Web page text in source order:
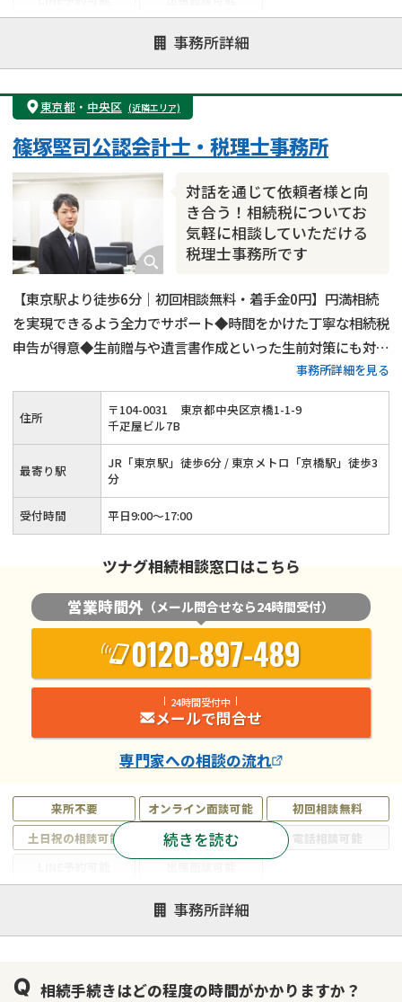
遺言書作成・遺言執行
相続放棄
相続登記
遺産分割
遺留分侵害額請求
相続税申告
相続手続き
銀行手続き
成年後見・任意後見
贈与税
生前対策
相続人調査
相続財産調査
相続トラブル
事務所詳細
東京都 ・ 中央区 (近隣エリア)
対話を通じて依頼者様と向
き合う！相続税についてお
気軽に相談していただける
税理士事務所です
篠塚堅司公認会計士・税理士事務所
【東京駅より徒歩6分｜初回相談無料・着手金0円】円満相続
を実現できるよう全力でサポート◆時間をかけた丁寧な相続税
申告が得意◆生前贈与や遺言書作成といった生前対策にも対応
可能◆賃貸用不動産や会社（株式）の相続もお任せください◆
相談者様・依頼者様との対話を通じて真摯に対応いたします！
事務所詳細を見る
来所不要 オンライン面談可能
初回相談無料
土日祝の相談可能
19時以降電話可能
電話相談可能
遺言書作成・遺言執行
相続放棄
相続登記
相続手続き
銀行手続き 家族信託
続きを読む
住所 〒104-0031
東京都中央区京橋1-1-9
千疋屋ビル7B
最寄り駅
JR「東京駅」徒歩6分 / 東京メトロ「京橋駅」徒歩3
分
受付時間 平日9:00～17:00
ツナグ相続相談窓口はこちら
営業時間外 （メール問合せなら24時間受付）
0120-897-489
24時間受付中
メールで問合せ
専門家への相談の流れ
事務所詳細
相続手続きはどの程度の時間がかかりますか？